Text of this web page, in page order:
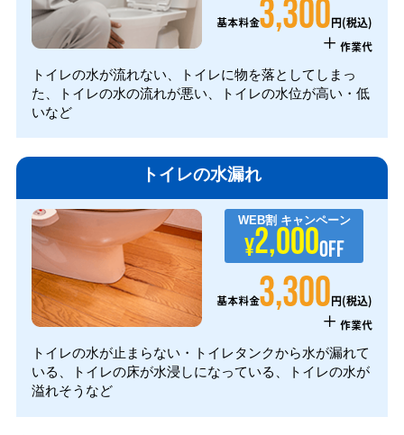
基本料金3,300円(税込)
+ 作業代
トイレの水が流れない、トイレに物を落としてしまっ
た、トイレの水の流れが悪い、トイレの水位が高い・低
いなど
トイレの水漏れ
WEB割 キャンペーン
¥2,000OFF
基本料金3,300円(税込)
+ 作業代
トイレの水が止まらない・トイレタンクから水が漏れて
いる、トイレの床が水浸しになっている、トイレの水が
溢れそうなど